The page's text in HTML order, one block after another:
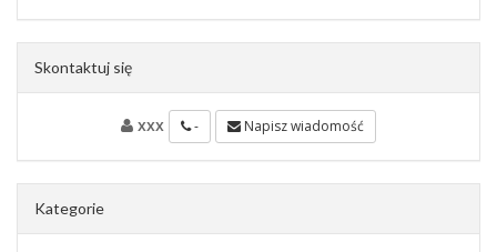
Skontaktuj się
xxx - Napisz wiadomość
Kategorie